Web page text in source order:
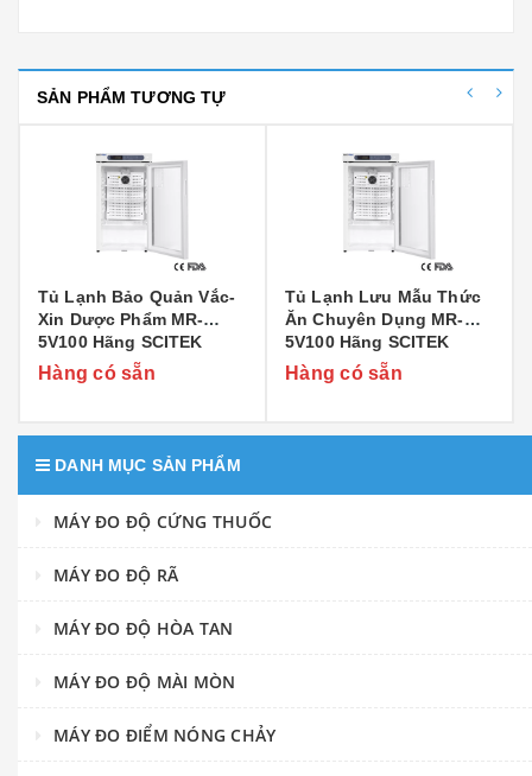
SẢN PHẨM TƯƠNG TỰ
Tủ Lạnh Bảo Quản Vắc-
Xin Dược Phẩm MR-
5V100 Hãng SCITEK
Hàng có sẵn
Tủ Lạnh Lưu Mẫu Thức
Ăn Chuyên Dụng MR-
5V100 Hãng SCITEK
Hàng có sẵn
DANH MỤC SẢN PHẨM
MÁY ĐO ĐỘ CỨNG THUỐC
MÁY ĐO ĐỘ RÃ
MÁY ĐO ĐỘ HÒA TAN
MÁY ĐO ĐỘ MÀI MÒN
MÁY ĐO ĐIỂM NÓNG CHẢY